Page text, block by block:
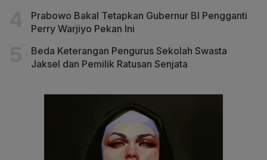
Prabowo Bakal Tetapkan Gubernur BI Pengganti
Perry Warjiyo Pekan Ini
Beda Keterangan Pengurus Sekolah Swasta
Jaksel dan Pemilik Ratusan Senjata